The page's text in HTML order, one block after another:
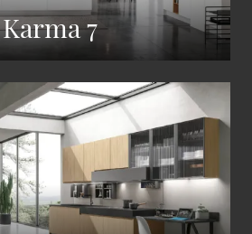
Karma 7